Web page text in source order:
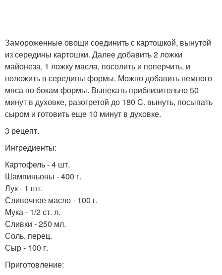
Замороженные овощи соединить с картошкой, вынутой
из середины картошки. Далее добавить 2 ложки
майонеза, 1 ложку масла, посолить и поперчить, и
положить в середины формы. Можно добавить немного
мяса по бокам формы. Выпекать приблизительно 50
минут в духовке, разогретой до 180 C. вынуть, посыпать
сыром и готовить еще 10 минут в духовке.
3 рецепт.
Ингредиенты:
Картофель - 4 шт.
Шампиньоны - 400 г.
Лук - 1 шт.
Сливочное масло - 100 г.
Мука - 1/2 ст. л.
Сливки - 250 мл.
Соль, перец.
Сыр - 100 г.
Приготовление: